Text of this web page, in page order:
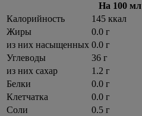
На 100 мл
Калорийность
145 ккал
Жиры
0.0 г
из них насыщенных 0.0 г
Углеводы
36 г
из них сахар
1.2 г
Белки
0.0 г
Клетчатка
0.0 г
Соли
0.5 г